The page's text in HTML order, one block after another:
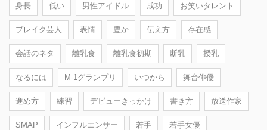
身長 低い 男性アイドル 成功 お笑いタレント
ブレイク芸人 表情 豊か 伝え方 存在感
会話のネタ 離乳食 離乳食初期 断乳 授乳
なるには M-1グランプリ いつから 舞台俳優
進め方 練習 デビューきっかけ 書き方 放送作家
SMAP インフルエンサー 若手 若手女優